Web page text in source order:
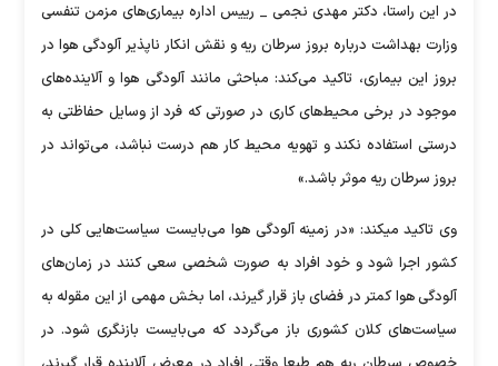
در این راستا، دکتر مهدی نجمی _ رییس اداره بیماری‌های مزمن تنفسی
وزارت بهداشت درباره بروز سرطان ریه و نقش انکار ناپذیر آلودگی هوا در
بروز این بیماری، تاکید می‌کند: مباحثی مانند آلودگی هوا و آلاینده‌های
موجود در برخی محیط‌های کاری در صورتی که فرد از وسایل حفاظتی به
درستی استفاده نکند و تهویه محیط کار هم درست نباشد، می‌تواند در
بروز سرطان ریه موثر باشد.»
وی تاکید میکند: «در زمینه آلودگی هوا می‌بایست سیاست‌هایی کلی در
کشور اجرا شود و خود افراد به صورت شخصی سعی کنند در زمان‌های
آلودگی هوا کمتر در فضای باز قرار گیرند، اما بخش مهمی از این مقوله به
سیاست‌های کلان کشوری باز می‌گردد که می‌بایست بازنگری شود. در